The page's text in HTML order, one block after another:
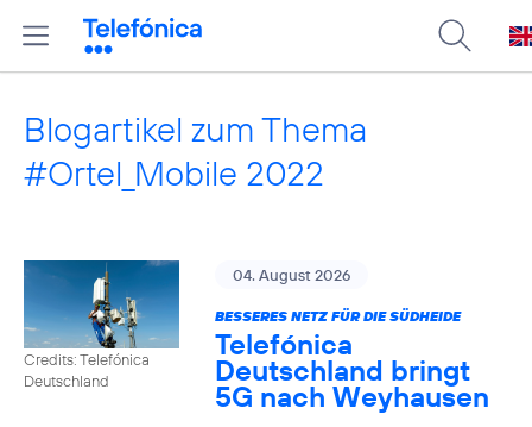
Blogartikel zum Thema
#Ortel_Mobile 2022
Credits: Telefónica
Deutschland
04. August 2026
BESSERES NETZ FÜR DIE SÜDHEIDE
Telefónica
Deutschland bringt
5G nach Weyhausen